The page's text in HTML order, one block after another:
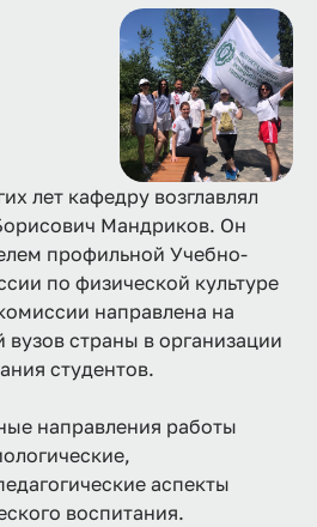
лет кафедру возглавлял
Мандриков. Он
профильной Учебно-
по физической культуре
направлена на
страны в организации
студентов.
направления работы
аспекты
воспитания.